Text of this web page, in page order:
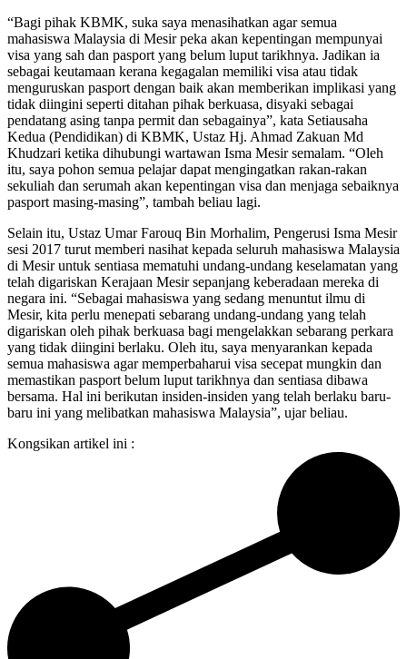
“Bagi pihak KBMK, suka saya menasihatkan agar semua
mahasiswa Malaysia di Mesir peka akan kepentingan mempunyai
visa yang sah dan pasport yang belum luput tarikhnya. Jadikan ia
sebagai keutamaan kerana kegagalan memiliki visa atau tidak
menguruskan pasport dengan baik akan memberikan implikasi yang
tidak diingini seperti ditahan pihak berkuasa, disyaki sebagai
pendatang asing tanpa permit dan sebagainya”, kata Setiausaha
Kedua (Pendidikan) di KBMK, Ustaz Hj. Ahmad Zakuan Md
Khudzari ketika dihubungi wartawan Isma Mesir semalam. “Oleh
itu, saya pohon semua pelajar dapat mengingatkan rakan-rakan
sekuliah dan serumah akan kepentingan visa dan menjaga sebaiknya
pasport masing-masing”, tambah beliau lagi.
Selain itu, Ustaz Umar Farouq Bin Morhalim, Pengerusi Isma Mesir
sesi 2017 turut memberi nasihat kepada seluruh mahasiswa Malaysia
di Mesir untuk sentiasa mematuhi undang-undang keselamatan yang
telah digariskan Kerajaan Mesir sepanjang keberadaan mereka di
negara ini. “Sebagai mahasiswa yang sedang menuntut ilmu di
Mesir, kita perlu menepati sebarang undang-undang yang telah
digariskan oleh pihak berkuasa bagi mengelakkan sebarang perkara
yang tidak diingini berlaku. Oleh itu, saya menyarankan kepada
semua mahasiswa agar memperbaharui visa secepat mungkin dan
memastikan pasport belum luput tarikhnya dan sentiasa dibawa
bersama. Hal ini berikutan insiden-insiden yang telah berlaku baru-
baru ini yang melibatkan mahasiswa Malaysia”, ujar beliau.
Kongsikan artikel ini :